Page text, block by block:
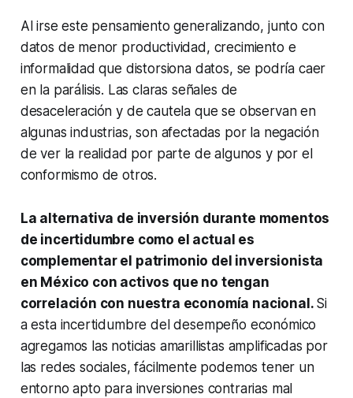
Al irse este pensamiento generalizando, junto con
datos de menor productividad, crecimiento e
informalidad que distorsiona datos, se podría caer
en la parálisis. Las claras señales de
desaceleración y de cautela que se observan en
algunas industrias, son afectadas por la negación
de ver la realidad por parte de algunos y por el
conformismo de otros.
La alternativa de inversión durante momentos
de incertidumbre como el actual es
complementar el patrimonio del inversionista
en México con activos que no tengan
correlación con nuestra economía nacional. Si
a esta incertidumbre del desempeño económico
agregamos las noticias amarillistas amplificadas por
las redes sociales, fácilmente podemos tener un
entorno apto para inversiones contrarias mal